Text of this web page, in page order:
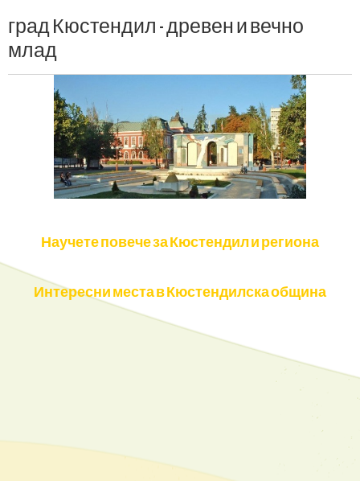
градКюстендил-древенивечно
млад
Научете повече за Кюстендил и региона
Интересни места в Кюстендилска община